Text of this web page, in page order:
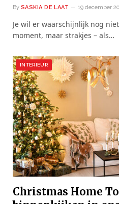
By SASKIA DE LAAT 19 december
Je wil er waarschijnlijk nog
moment, maar strakjes – als…
INTERIEUR
Christmas Home